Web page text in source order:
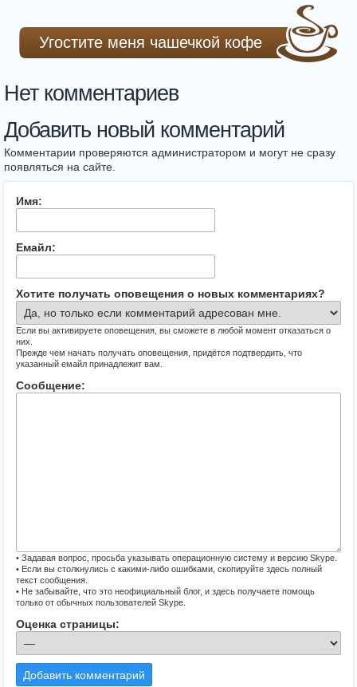
Угостите меня чашечкой кофе
Нет комментариев
Добавить новый комментарий
Комментарии проверяются администратором и могут не сразу
появляться на сайте.
Имя:
Емайл:
Хотите получать оповещения о новых комментариях?
Если вы активируете оповещения, вы сможете в любой момент отказаться о
них.
Прежде чем начать получать оповещения, придётся подтвердить, что
указанный емайл принадлежит вам.
Сообщение:
• Задавая вопрос, просьба указывать операционную систему и версию Skype.
• Если вы столкнулись с какими-либо ошибками, скопируйте здесь полный
текст сообщения.
• Не забывайте, что это неофициальный блог, и здесь получаете помощь
только от обычных пользователей Skype.
Оценка страницы:
Добавить комментарий